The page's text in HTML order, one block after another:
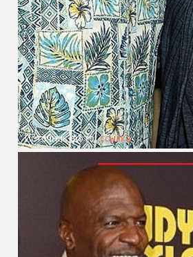
Источник фото:ссылка